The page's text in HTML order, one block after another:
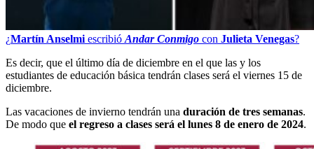
¿Martín Anselmi escribió Andar Conmigo con Julieta Venegas?
Es decir, que el último día de diciembre en el que las y los
estudiantes de educación básica tendrán clases será el viernes 15 de
diciembre.
Las vacaciones de invierno tendrán una duración de tres semanas.
De modo que el regreso a clases será el lunes 8 de enero de 2024.